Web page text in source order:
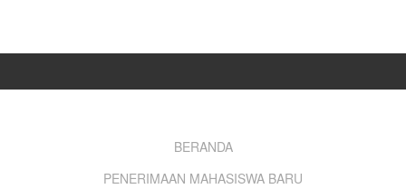
BERANDA
PENERIMAAN MAHASISWA BARU